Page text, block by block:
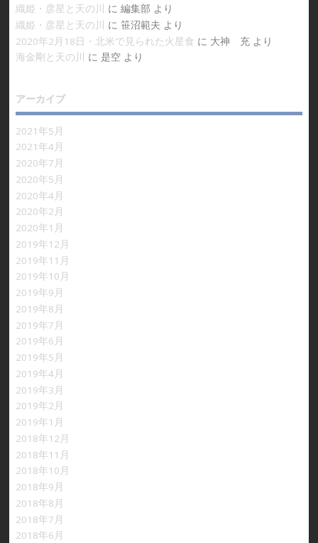
織姫・彦星と天の川
に 編集部 より
織姫・彦星と天の川
に 笹沼範夫 より
2020年2月18日・北米で見られた火星食 に 大神 充より
海金剛と天の川
に 是空より
アーカイブ
2021年5月
2021年4月
2020年7月
2020年5月
2020年4月
2020年2月
2020年1月
2019年12月
2019年11月
2019年10月
2019年9月
2019年8月
2019年7月
2019年6月
2019年5月
2019年4月
2019年3月
2019年2月
2019年1月
2018年12月
2018年11月
2018年10月
2018年9月
2018年8月
2018年7月
2018年6月